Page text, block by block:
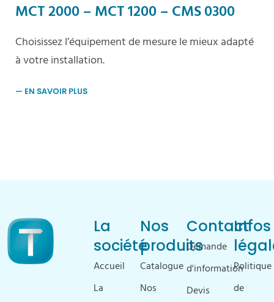
MCT 2000 – MCT 1200 – CMS 0300
Choisissez l’équipement de mesure le mieux adapté
à votre installation.
La
société
Accueil
La
Nos
produits
Catalogue
Nos
Contact
Demande
d'information
Devis
Infos
Politique
de